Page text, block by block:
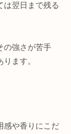
は翌日まで残る
の強さが苦手
ます。
感や香りにこだ